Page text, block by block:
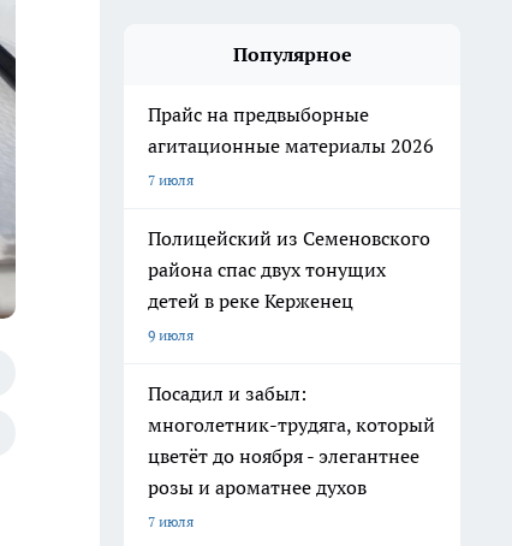
Популярное
Прайс на предвыборные
агитационные материалы 2026
7 июля
Полицейский из Семеновского
района спас двух тонущих
детей в реке Керженец
9 июля
Посадил и забыл:
многолетник-трудяга, который
цветёт до ноября - элегантнее
розы и ароматнее духов
7 июля